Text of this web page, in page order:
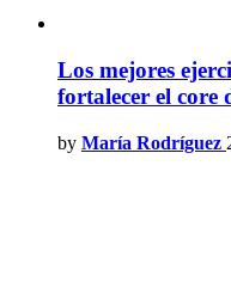
Los mejores
fortalecer el core
by María Rodríguez